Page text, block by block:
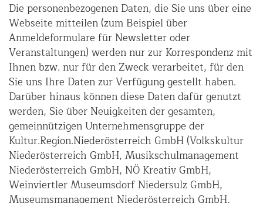
Die personenbezogenen Daten, die Sie uns über eine
Webseite mitteilen (zum Beispiel über
Anmeldeformulare für Newsletter oder
Veranstaltungen) werden nur zur Korrespondenz mit
Ihnen bzw. nur für den Zweck verarbeitet, für den
Sie uns Ihre Daten zur Verfügung gestellt haben.
Darüber hinaus können diese Daten dafür genutzt
werden, Sie über Neuigkeiten der gesamten,
gemeinnützigen Unternehmensgruppe der
Kultur.Region.Niederösterreich GmbH (Volkskultur
Niederösterreich GmbH, Musikschulmanagement
Niederösterreich GmbH, NÖ Kreativ GmbH,
Weinviertler Museumsdorf Niedersulz GmbH,